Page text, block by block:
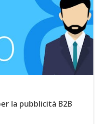
la pubblicità B2B